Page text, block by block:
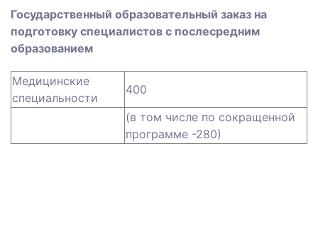
Государственный образовательный заказ на
подготовку специалистов с послесредним
образованием
Медицинские
специальности
400
(в том числе по сокращенной
программе -280)